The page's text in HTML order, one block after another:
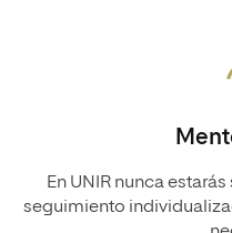
En UNIR nunca
seguimiento